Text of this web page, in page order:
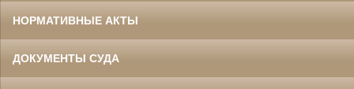
НОРМАТИВНЫЕ АКТЫ
ДОКУМЕНТЫ СУДА